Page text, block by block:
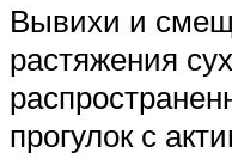
Вывихи и
растяжения
прогулок с